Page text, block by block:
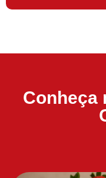
Conheça